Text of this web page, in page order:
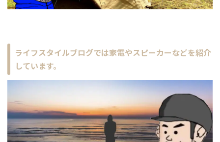
ライフスタイルブログでは家電やスピーカーなどを紹介
しています。